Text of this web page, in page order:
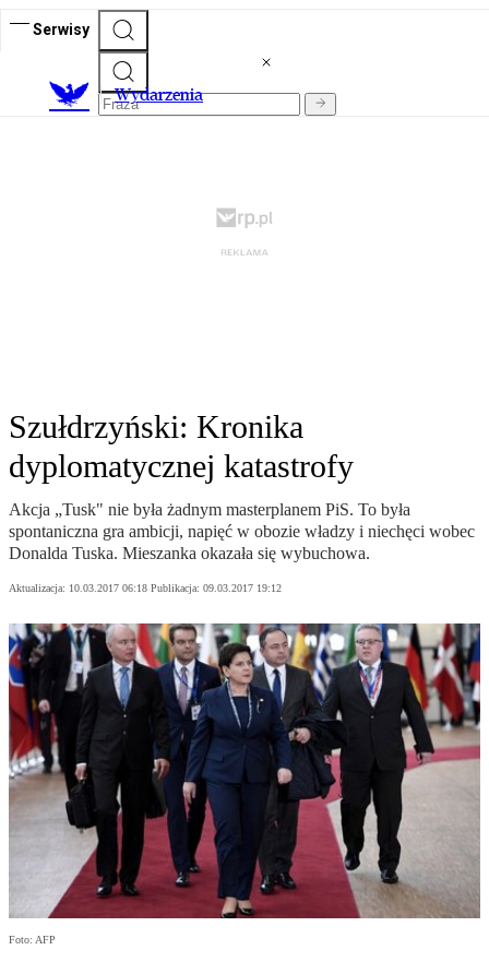
Serwisy
Wydarzenia
Szułdrzyński: Kronika
dyplomatycznej katastrofy
Akcja „Tusk" nie była żadnym masterplanem PiS. To była
spontaniczna gra ambicji, napięć w obozie władzy i niechęci wobec
Donalda Tuska. Mieszanka okazała się wybuchowa.
Aktualizacja: 10.03.2017 06:18 Publikacja: 09.03.2017 19:12
Foto: AFP